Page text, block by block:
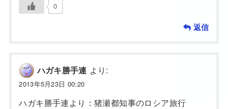
0
返信
ハガキ勝手連 より:
2013年5月23日 00:20
ハガキ勝手連より：猪瀬都知事のロシア旅行